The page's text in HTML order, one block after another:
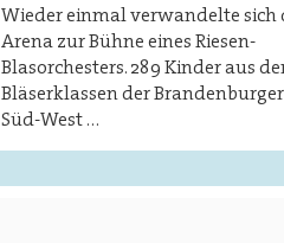
Wieder einmal verwandelte sich
Arena zur Bühne eines Riesen-
Blasorchesters. 289 Kinder aus
Bläserklassen der
Süd-West …